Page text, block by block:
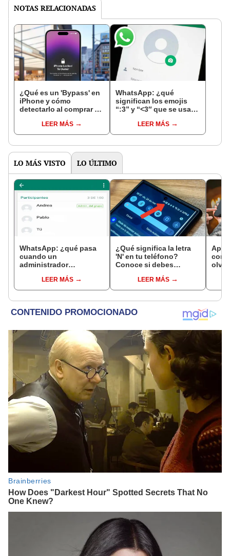
NOTAS RELACIONADAS
¿Qué es un 'Bypass' en
iPhone y cómo
detectarlo al comprar un
LEER MÁS
WhatsApp: ¿qué
significan los emojis
“:3” y “<3″ que se usan
LEER MÁS
LO MÁS VISTO LO ÚLTIMO
WhatsApp: ¿qué pasa
cuando un
administrador
no tiene reemplazo?
LEER MÁS
¿Qué significa la letra
'N' en tu teléfono?
Conoce si debes
mantenerla activada
LEER MÁS